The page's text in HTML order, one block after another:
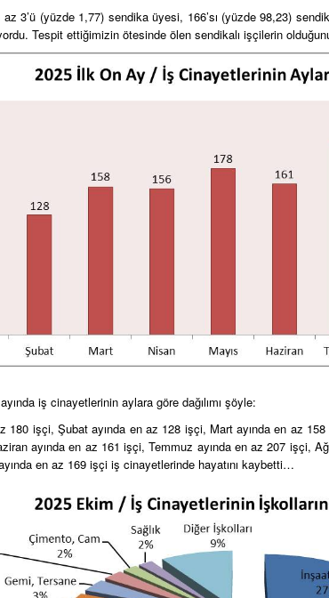
3’ü (yüzde 1,77) sendika üyesi, 166’sı (yüzde 98,23)
Tespit ettiğimizin ötesinde ölen sendikalı işçilerin
iş cinayetlerinin aylara göre dağılımı şöyle:
180 işçi, Şubat ayında en az 128 işçi, Mart ayında en az
ayında en az 161 işçi, Temmuz ayında en az 207 işçi,
en az 169 işçi iş cinayetlerinde hayatını kaybetti…